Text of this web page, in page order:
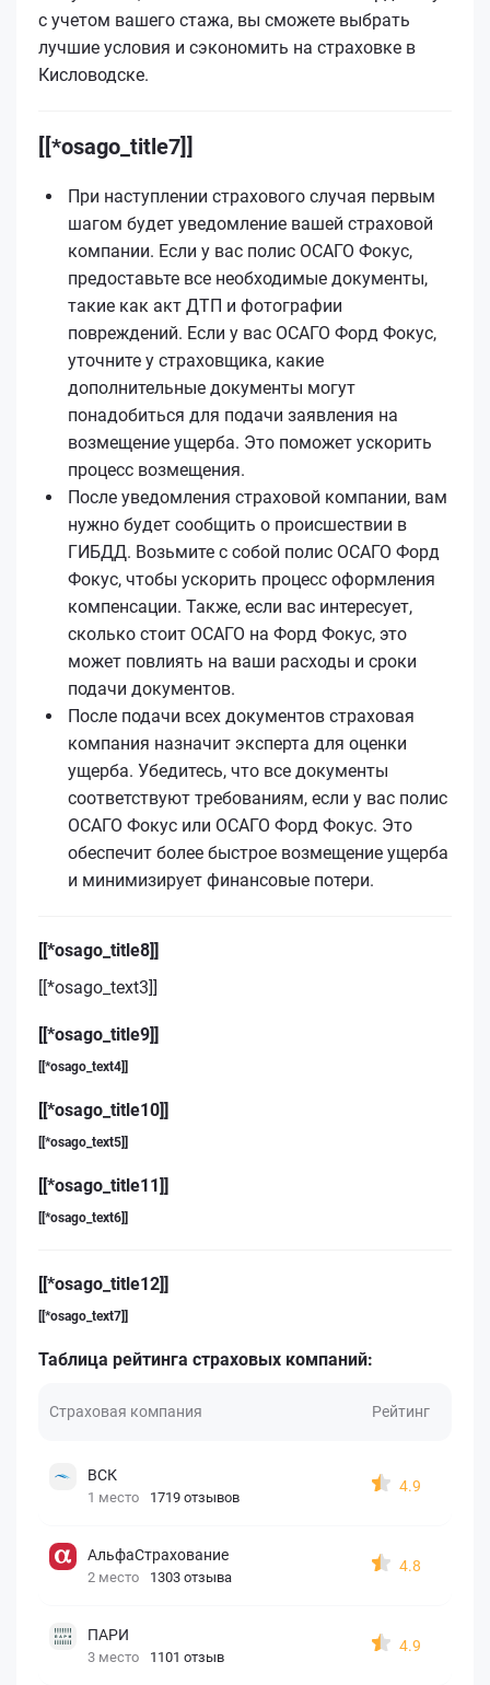
с учетом вашего стажа, вы сможете выбрать
лучшие условия и сэкономить на страховке в
Кисловодске.
[[*osago_title7]]
При наступлении страхового случая первым
шагом будет уведомление вашей страховой
компании. Если у вас полис ОСАГО Фокус,
предоставьте все необходимые документы,
такие как акт ДТП и фотографии
повреждений. Если у вас ОСАГО Форд Фокус,
уточните у страховщика, какие
дополнительные документы могут
понадобиться для подачи заявления на
возмещение ущерба. Это поможет ускорить
процесс возмещения.
После уведомления страховой компании, вам
нужно будет сообщить о происшествии в
ГИБДД. Возьмите с собой полис ОСАГО Форд
Фокус, чтобы ускорить процесс оформления
компенсации. Также, если вас интересует,
сколько стоит ОСАГО на Форд Фокус, это
может повлиять на ваши расходы и сроки
подачи документов.
После подачи всех документов страховая
компания назначит эксперта для оценки
ущерба. Убедитесь, что все документы
соответствуют требованиям, если у вас полис
ОСАГО Фокус или ОСАГО Форд Фокус. Это
обеспечит более быстрое возмещение ущерба
и минимизирует финансовые потери.
[[*osago_title8]]
[[*osago_text3]]
[[*osago_title9]]
[[*osago_text4]]
[[*osago_title10]]
[[*osago_text5]]
[[*osago_title11]]
[[*osago_text6]]
[[*osago_title12]]
[[*osago_text7]]
Таблица рейтинга страховых компаний:
Страховая компания Рейтинг
ВСК
1 место 1719 отзывов
4.9
АльфаСтрахование
2 место 1303 отзыва
4.8
ПАРИ
3 место 1101 отзыв
4.9